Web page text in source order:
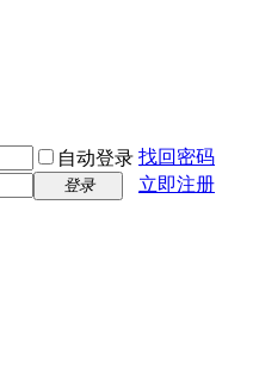
自动登录 找回密码
登录 立即注册